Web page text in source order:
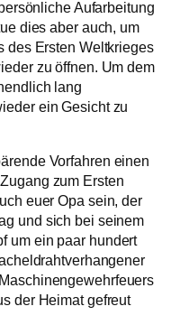
Aufarbeitung
dies aber auch, um
des Ersten Weltkrieges
zu öffnen. Um dem
lang
ein Gesicht zu
Vorfahren einen
zum Ersten
euer Opa sein, der
und sich bei seinem
um ein paar hundert
der Heimat gefreut